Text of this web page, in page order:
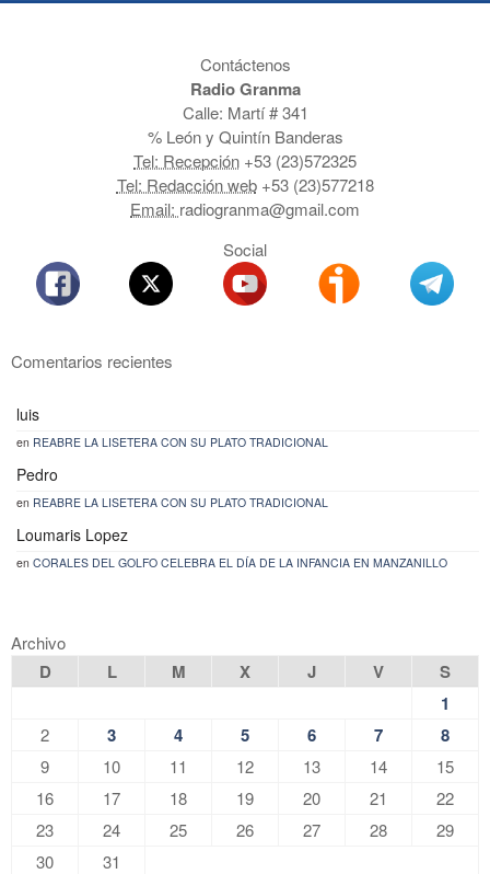
Contáctenos
Radio Granma
Calle: Martí # 341
% León y Quintín Banderas
Tel: Recepción +53 (23)572325
Tel: Redacción web+53 (23)577218
Email: radiogranma@gmail.com
Social
Comentarios recientes
luis
en REABRE LA LISETERA CON SU PLATO TRADICIONAL
Pedro
en REABRE LA LISETERA CON SU PLATO TRADICIONAL
Loumaris Lopez
en CORALES DEL GOLFO CELEBRA EL DÍA DE LA INFANCIA EN MANZANILLO
Archivo
D L M X J V
S
1
2 3 4 5 6 7 8
9 10 11 12 13 14
15
16
17 18 19 20 21
22
23
24 25 26 27 28
29
30
31